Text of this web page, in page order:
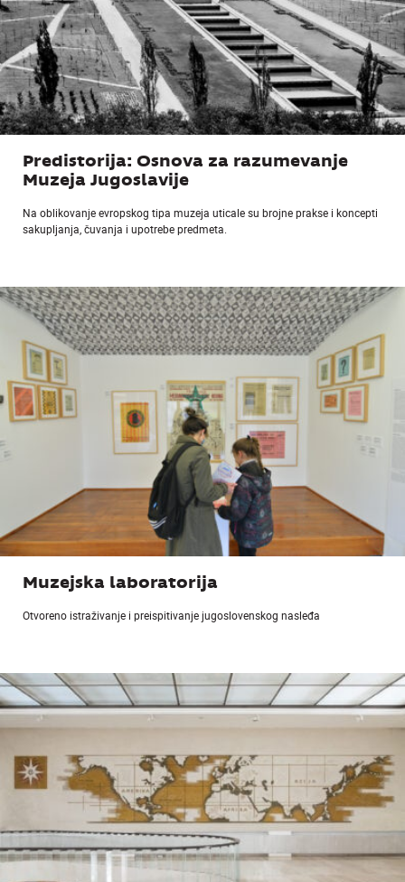
Predistorija: Osnova za razumevanje
Muzeja Jugoslavije
Na oblikovanje evropskog tipa muzeja uticale su brojne prakse i koncepti
sakupljanja, čuvanja i upotrebe predmeta.
Muzejska laboratorija
Otvoreno istraživanje i preispitivanje jugoslovenskog nasleđa